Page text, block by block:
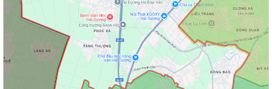
chính công phường Thạch Khôi: Hướng...
Nâng cao kỹ năng sử dụng Internet, mạng xã hội an toàn cho trẻ em,
học sinh trên địa bàn thành phố
Hội nghị Ban Thường vụ Đảng ủy phường lần thứ 35